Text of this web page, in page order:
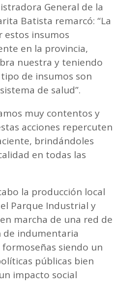
General de la
Batista remarcó: “La
estos insumos
en la provincia,
nuestra y teniendo
de insumos son
de salud”.
muy contentos y
acciones repercuten
brindándoles
en todas las
la producción local
Parque Industrial y
marcha de una red de
de indumentaria
siendo un
públicas bien
impacto social